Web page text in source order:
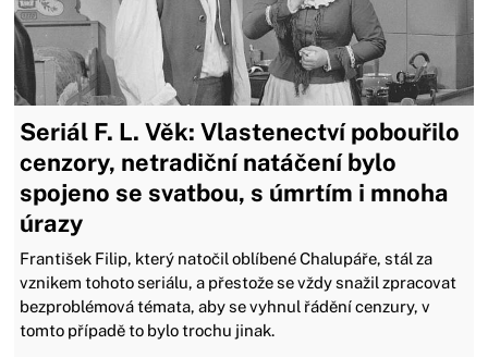
Seriál F. L. Věk: Vlastenectví pobouřilo
cenzory, netradiční natáčení bylo
spojeno se svatbou, s úmrtím i mnoha
úrazy
František Filip, který natočil oblíbené Chalupáře, stál za
vznikem tohoto seriálu, a přestože se vždy snažil zpracovat
bezproblémová témata, aby se vyhnul řádění cenzury, v
tomto případě to bylo trochu jinak.